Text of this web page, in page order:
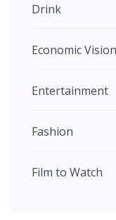
Drink
Economic Vision
Entertainment
Fashion
Film to Watch